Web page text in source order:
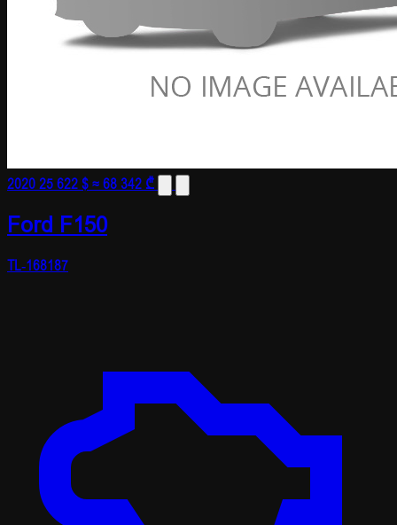
202025 622 $≈ 68 342 ₾
Ford F150
TL-168187